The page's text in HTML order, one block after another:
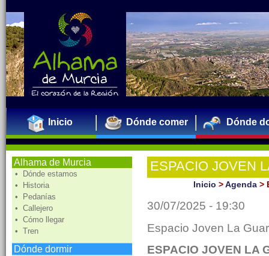
Inicio Dónde comer Dónde
Alhama de Murcia
• Dónde estamos
• Historia
• Pedanías
• Callejero
• Cómo llegar
• Tren
Dónde dormir
ESPACIO JOVEN
Inicio >Agenda >
30/07/2025 - 19:30
Espacio Joven La
ESPACIO JOVEN LA